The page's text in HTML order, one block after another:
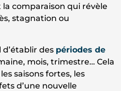
la comparaison qui révèle
stagnation ou
des périodes de
mois, trimestre… Cela
saisons fortes, les
d’une nouvelle